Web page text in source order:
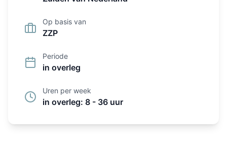
Op basis van
ZZP
Periode
in overleg
Uren per week
in overleg: 8 - 36 uur